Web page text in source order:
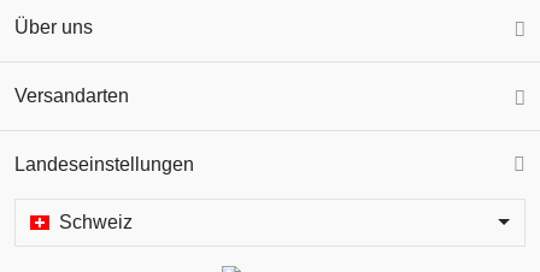
Über uns
Versandarten
Landeseinstellungen
Schweiz